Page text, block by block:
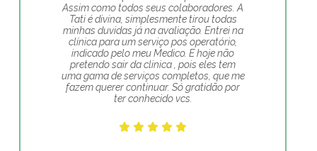
Assim como todos seus colaboradores. A
Tati é divina, simplesmente tirou todas
minhas duvidas já na avaliação. Entrei na
clínica para um serviço pos operatório,
indicado pelo meu Medico. E hoje não
pretendo sair da clinica , pois eles tem
uma gama de serviços completos, que me
fazem querer continuar. Só gratidão por
ter conhecido vcs.